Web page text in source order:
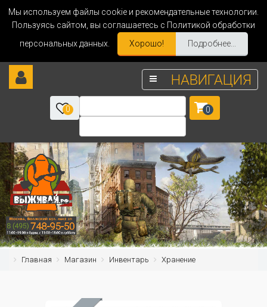
Мы используем файлы cookie и рекомендательные технологии.
Пользуясь сайтом, вы соглашаетесь с Политикой обработки
персональных данных.
Хорошо! Подробнее...
НАВИГАЦИЯ
0 0
Главная Магазин Инвентарь Хранение